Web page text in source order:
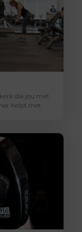
die jou met
helpt met